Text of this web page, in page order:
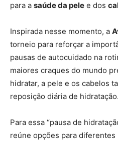
para a saúde da pele e dos
Inspirada nesse momento, a
torneio para reforçar a
pausas de autocuidado na
maiores craques do mundo
hidratar, a pele e os cabelos
reposição diária de hidratação.
Para essa “pausa de
reúne opções para